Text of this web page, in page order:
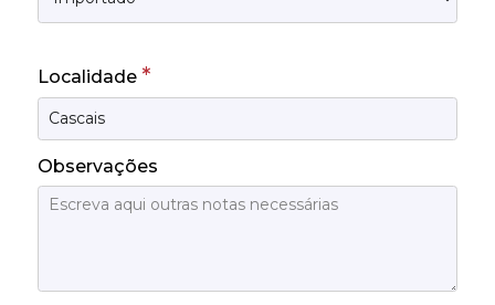
Localidade *
Observações